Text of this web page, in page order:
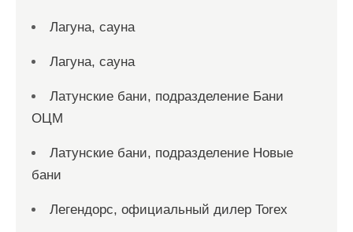
Лагуна, сауна
Лагуна, сауна
Латунские бани, подразделение Бани
ОЦМ
Латунские бани, подразделение Новые
бани
Легендорс, официальный дилер Torex